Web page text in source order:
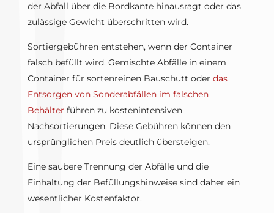
der Abfall über die Bordkante hinausragt oder das
zulässige Gewicht überschritten wird.
Sortiergebühren entstehen, wenn der Container
falsch befüllt wird. Gemischte Abfälle in einem
Container für sortenreinen Bauschutt oder das
Entsorgen von Sonderabfällen im falschen
Behälter führen zu kostenintensiven
Nachsortierungen. Diese Gebühren können den
ursprünglichen Preis deutlich übersteigen.
Eine saubere Trennung der Abfälle und die
Einhaltung der Befüllungshinweise sind daher ein
wesentlicher Kostenfaktor.